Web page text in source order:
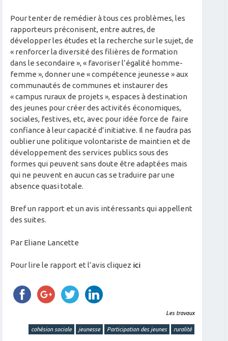
Pour tenter de remédier à tous ces problèmes, les
rapporteurs préconisent, entre autres, de
développer les études et la recherche sur le sujet, de
« renforcer la diversité des filières de formation
dans le secondaire », « favoriser l’égalité homme-
femme », donner une « compétence jeunesse » aux
communautés de communes et instaurer des
« campus ruraux de projets », espaces à destination
des jeunes pour créer des activités économiques,
sociales, festives, etc, avec pour idée force de faire
confiance à leur capacité d’initiative. Il ne faudra pas
oublier une politique volontariste de maintien et de
développement des services publics sous des
formes qui peuvent sans doute être adaptées mais
qui ne peuvent en aucun cas se traduire par une
absence quasi totale.
Bref un rapport et un avis intéressants qui appellent
des suites.
Par Eliane Lancette
Pour lire le rapport et l’avis cliquez ici
Les travaux
cohésion sociale jeunesse Participation des jeunes ruralité